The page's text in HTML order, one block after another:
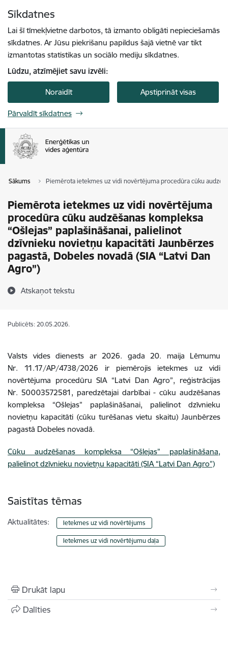
Sīkdatnes
Lai šī tīmekļvietne darbotos, tā izmanto obligāti nepieciešamās
sīkdatnes. Ar Jūsu piekrišanu papildus šajā vietnē var tikt
izmantotas statistikas un sociālo mediju sīkdatnes.
Lūdzu, atzīmējiet savu izvēli:
Noraidīt Apstiprināt visas
Pārvaldīt sīkdatnes
Sākums Piemērota ietekmes uz vidi novērtējuma procedūra cūku
Piemērota ietekmes uz vidi novērtējuma
procedūra cūku audzēšanas kompleksa
“Ošlejas” paplašināšanai, palielinot
dzīvnieku novietņu kapacitāti Jaunbērzes
pagastā, Dobeles novadā (SIA “Latvi Dan
Agro”)
Atskaņot tekstu
Publicēts: 20.05.2026.
Valsts vides dienests ar 2026. gada 20. maija Lēmumu
Nr. 11.17/AP/4738/2026 ir piemērojis ietekmes uz vidi
novērtējuma procedūru SIA “Latvi Dan Agro”, reģistrācijas
Nr. 50003572581, paredzētajai darbībai - cūku audzēšanas
kompleksa “Ošlejas” paplašināšanai, palielinot dzīvnieku
novietņu kapacitāti (cūku turēšanas vietu skaitu) Jaunbērzes
pagastā Dobeles novadā.
Cūku audzēšanas kompleksa “Ošlejas” paplašināšana,
palielinot dzīvnieku novietņu kapacitāti (SIA “Latvi Dan Agro”)
Saistītas tēmas
Aktualitātes: Ietekmes uz vidi novērtējums
Ietekmes uz vidi novērtējumu daļa
Drukāt lapu
Dalīties